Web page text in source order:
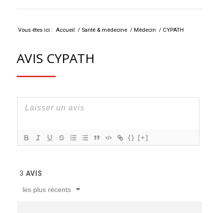
+
Vous êtes ici : Accueil / Santé & médecine / Médecin / CYPATH
AVIS CYPATH
{} [+]
3 AVIS
les plus récents